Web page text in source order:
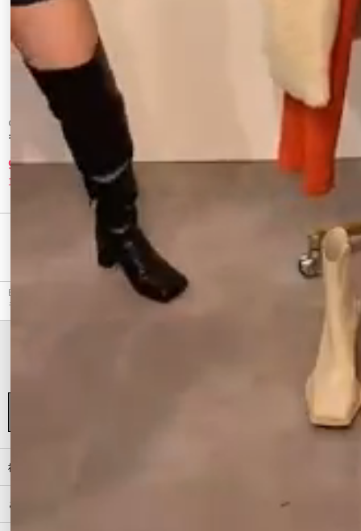
CALNAMUR
キングダム ハーツ / スウェットパンツ
9,900 円
10%OFF
11,550 円
最近チェックしたアイテム
EVRIS（エヴリス）のパンツ、タックストレートカラーパンツのアウトレット商品詳細情報。カ
ラーはブラック、オレンジ、ブルー、パープルから選べます。
初めての方へ
ご利用ガイド（Q&A）